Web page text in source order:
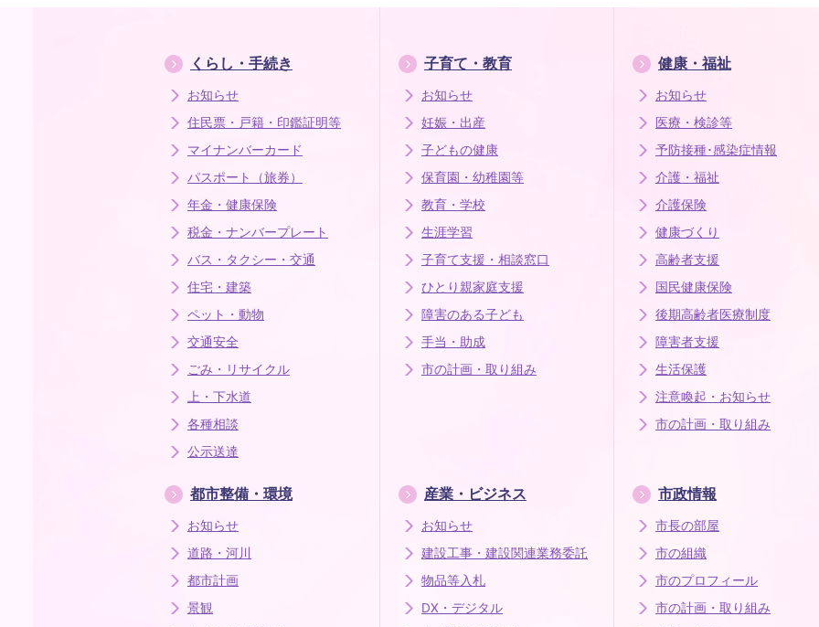
くらし・手続き
お知らせ
住民票・戸籍・印鑑証明等
マイナンバーカード
パスポート（旅券）
年金・健康保険
税金・ナンバープレート
バス・タクシー・交通
住宅・建築
ペット・動物
交通安全
ごみ・リサイクル
上・下水道
各種相談
公示送達
子育て・教育
お知らせ
妊娠・出産
子どもの健康
保育園・幼稚園等
教育・学校
生涯学習
子育て支援・相談窓口
ひとり親家庭支援
障害のある子ども
手当・助成
市の計画・取り組み
健康・福祉
お知らせ
医療・検診等
予防接種･感染症情報
介護・福祉
介護保険
健康づくり
高齢者支援
国民健康保険
後期高齢者医療制度
障害者支援
生活保護
注意喚起・お知らせ
市の計画・取り組み
都市整備・環境
お知らせ
道路・河川
都市計画
景観
産業・ビジネス
お知らせ
建設工事・建設関連業務委託
物品等入札
DX・デジタル
市政情報
市長の部屋
市の組織
市のプロフィール
市の計画・取り組み